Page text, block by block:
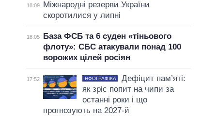
18:09
Міжнародні резерви України
скоротилися у липні
18:05
База ФСБ та 6 суден «тіньового
флоту»: СБС атакували понад 100
ворожих цілей росіян
17:52 ІНФОГРАФІКА
Дефіцит пам’яті:
як зріс попит на чипи за
останні роки і що
прогнозують на 2027-й